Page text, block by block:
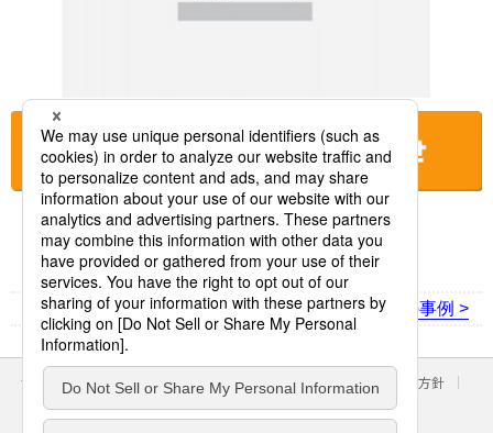
お店に電話をする
< 前の事例 次の事例 >
サイトのご利用にあたって クッキーポリシー
個人情報保護方針
パナソニック ホールディングス